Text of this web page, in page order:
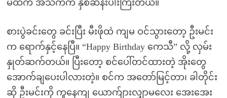
မထက် အသက်က နှစ်ဆနီးပါးကြီးတယ်။
စားပွဲခင်းတွေ ခင်းပြီး မီးဖိုထဲ ကျမ ဝင်သွားတော့ ဦးမင်း
က ရောက်နှင့်နေပြီ။ “Happy Birthday ကေသီ” လို့ လှမ်း
နှုတ်ဆက်တယ်။ ပြီးတော့ စင်ပေါ်တင်ထားတဲ့ အိုးတွေ
အောက်ချပေးပါလားတဲ့။ စင်က အတော်မြင့်တာ၊ ခါတိုင်း
ဆို ဦးမင်းကို ကူနေကျ ယောက်ျားလျှာမလေး အေးအေး